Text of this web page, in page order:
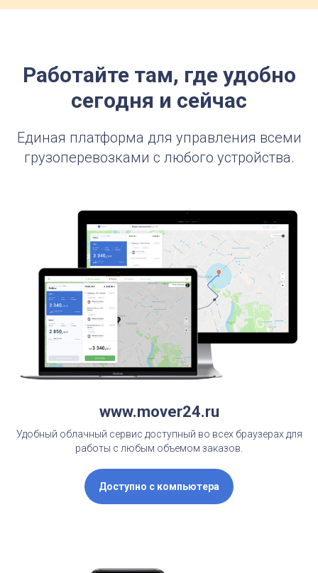
Работайте там, где удобно
сегодня и сейчас
Единая платформа для управления всеми
грузоперевозками с любого устройства.
www.mover24.ru
Удобный облачный сервис доступный во всех браузерах для
работы с любым объемом заказов.
Доступно с компьютера